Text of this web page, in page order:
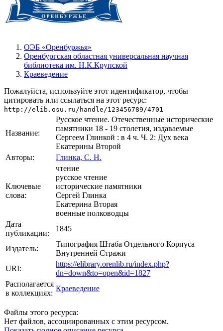
ОЭБ «Оренбуржья»
Оренбургская областная универсальная научная
библиотека им. Н.К.Крупской
Краеведение
Пожалуйста, используйте этот идентификатор, чтобы
цитировать или ссылаться на этот ресурс:
http://elib.osu.ru/handle/123456789/4701
Название:
Русское чтение. Отечественные исторические
памятники 18 - 19 столетия, издаваемые
Сергеем Глинкой : в 4 ч. Ч. 2: Дух века
Екатерины Второй
Авторы:
Глинка, С. Н.
Ключевые
слова:
чтение
русское чтение
исторические памятники
Сергей Глинка
Екатерина Вторая
военные полководцы
Дата
публикации:
1845
Издатель:
Типография Штаба Отдельного Корпуса
Внутренней Стражи
URI:
https://elibrary.orenlib.ru/index.php?
dn=down&to=open&id=1827
Располагается
в коллекциях:
Краеведение
Файлы этого ресурса:
Нет файлов, ассоциированных с этим ресурсом.